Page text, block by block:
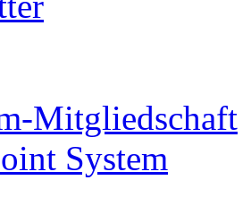
Mitgliedschaft
System